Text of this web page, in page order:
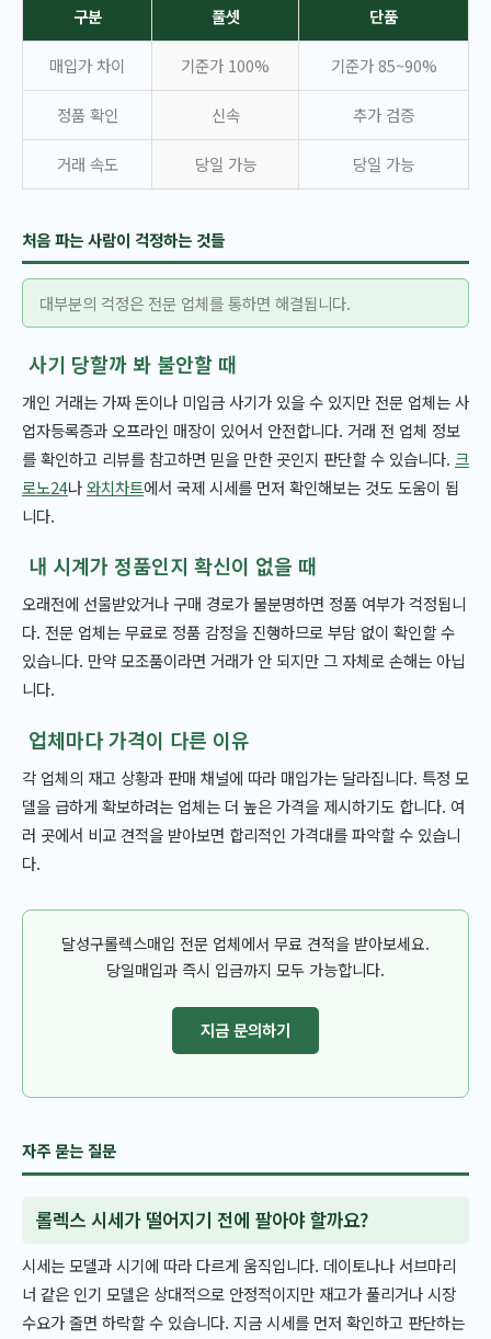
구분 풀셋 단품
매입가 차이 기준가 100% 기준가 85~90%
정품 확인 신속 추가 검증
거래 속도 당일 가능 당일 가능
처음 파는 사람이 걱정하는 것들
대부분의 걱정은 전문 업체를 통하면 해결됩니다.
사기 당할까 봐 불안할 때
개인 거래는 가짜 돈이나 미입금 사기가 있을 수 있지만 전문 업체는 사
업자등록증과 오프라인 매장이 있어서 안전합니다. 거래 전 업체 정보
를 확인하고 리뷰를 참고하면 믿을 만한 곳인지 판단할 수 있습니다. 크
로노24나와치차트에서 국제 시세를 먼저 확인해보는 것도 도움이 됩
니다.
내 시계가 정품인지 확신이 없을 때
오래전에 선물받았거나 구매 경로가 불분명하면 정품 여부가 걱정됩니
다. 전문 업체는 무료로 정품 감정을 진행하므로 부담 없이 확인할 수
있습니다. 만약 모조품이라면 거래가 안 되지만 그 자체로 손해는 아닙
니다.
업체마다 가격이 다른 이유
각 업체의 재고 상황과 판매 채널에 따라 매입가는 달라집니다. 특정 모
델을 급하게 확보하려는 업체는 더 높은 가격을 제시하기도 합니다. 여
러 곳에서 비교 견적을 받아보면 합리적인 가격대를 파악할 수 있습니
다.
달성구롤렉스매입 전문 업체에서 무료 견적을 받아보세요.
당일매입과 즉시 입금까지 모두 가능합니다.
지금 문의하기
자주 묻는 질문
롤렉스 시세가 떨어지기 전에 팔아야 할까요?
시세는 모델과 시기에 따라 다르게 움직입니다. 데이토나나 서브마리
너 같은 인기 모델은 상대적으로 안정적이지만 재고가 풀리거나 시장
수요가 줄면 하락할 수 있습니다. 지금 시세를 먼저 확인하고 판단하는